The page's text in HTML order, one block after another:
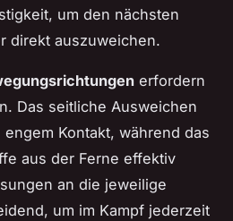
um den nächsten
direkt auszuweichen.
erfordern
Das seitliche Ausweichen
Kontakt, während das
aus der Ferne effektiv
an die jeweilige
um im Kampf jederzeit